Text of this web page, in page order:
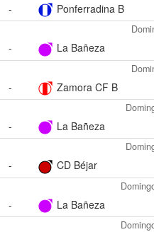
- Ponferradina B
- La Bañeza
- Zamora CF B
- La Bañeza
- CD Béjar
- La Bañeza